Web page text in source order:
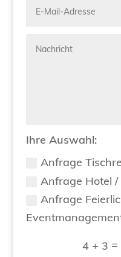
Ihre Auswahl:
Anfrage
Anfrage Hotel /
Anfrage
4 + 3 =